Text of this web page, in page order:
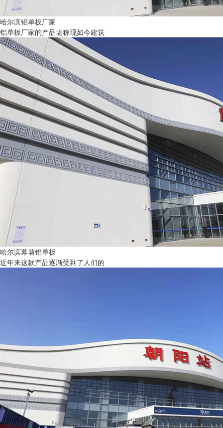
哈尔滨铝单板厂家
铝单板厂家的产品堪称现如今建筑
哈尔滨幕墙铝单板
近年来这款产品逐渐受到了人们的